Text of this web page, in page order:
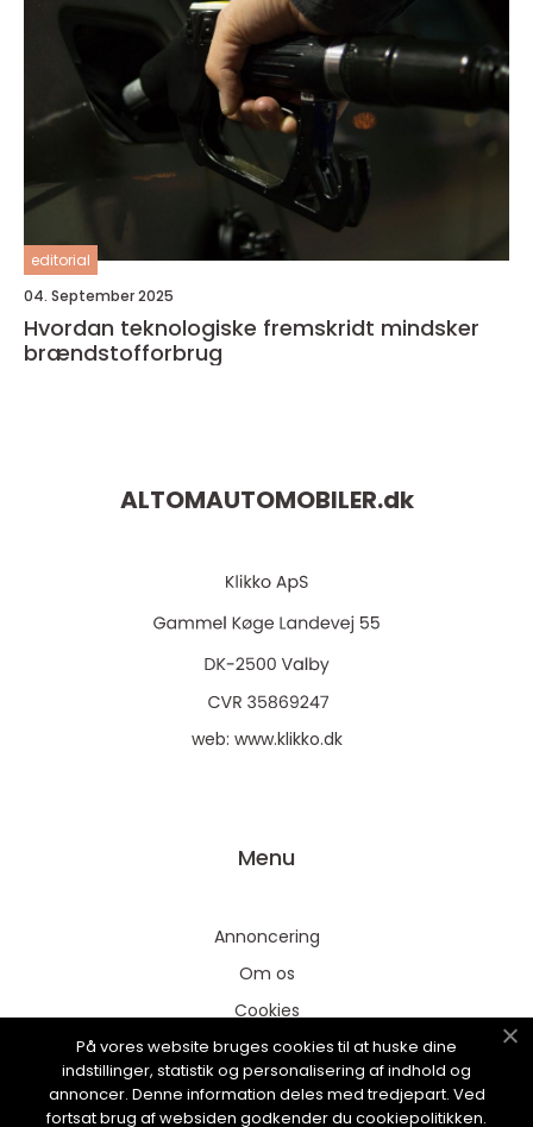
editorial
04. September 2025
Hvordan teknologiske fremskridt mindsker
brændstofforbrug
ALTOMAUTOMOBILER.dk
web: www.klikko.dk
Menu
Annoncering
Om os
Cookies
Kontakt os
Sitemap
På vores website bruges cookies til at huske dine
indstillinger, statistik og personalisering af indhold og
annoncer. Denne information deles med tredjepart. Ved
fortsat brug af websiden godkender du cookiepolitikken.